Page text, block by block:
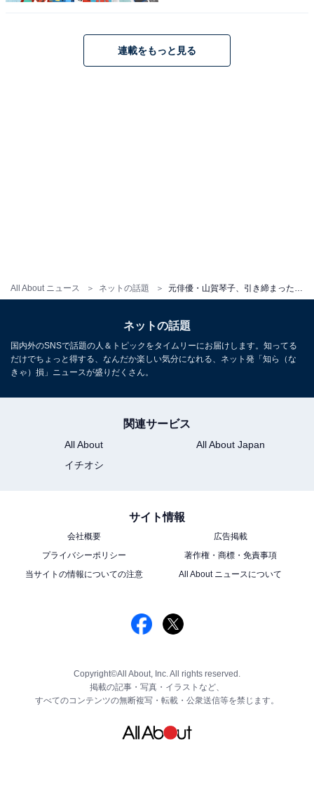
All About ニュース ネットの話題
連載をもっと見る
ネットの話題
国内外のSNSで話題の人＆トピックをタイムリーにお届けします。知ってる
だけでちょっと得する、なんだか楽しい気分になれる、ネット発「知ら（な
きゃ）損」ニュースが盛りだくさん。
関連サービス
All About
All About Japan
イチオシ
サイト情報
会社概要
広告掲載
プライバシーポリシー
著作権・商標・免責事項
当サイトの情報についての注意
All About ニュースについて
Copyright©All About, Inc. All rights reserved.
掲載の記事・写真・イラストなど、
すべてのコンテンツの無断複写・転載・公衆送信等を禁じます。